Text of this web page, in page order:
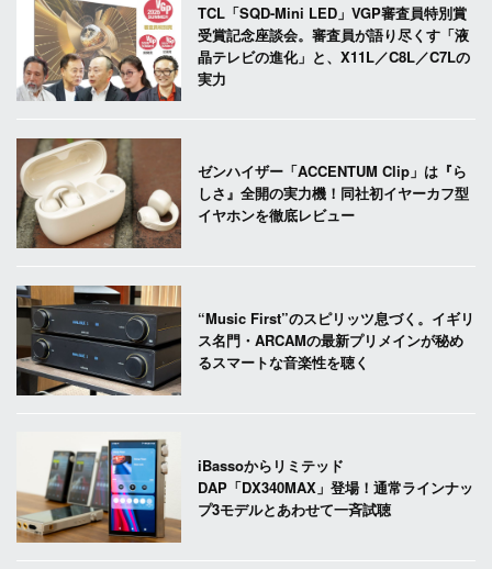
TCL「SQD-Mini LED」VGP審査員特別賞
受賞記念座談会。審査員が語り尽くす「液
晶テレビの進化」と、X11L／C8L／C7Lの
実力
ゼンハイザー「ACCENTUM Clip」は『ら
しさ』全開の実力機！同社初イヤーカフ型
イヤホンを徹底レビュー
“Music First”のスピリッツ息づく。イギリ
ス名門・ARCAMの最新プリメインが秘め
るスマートな音楽性を聴く
iBassoからリミテッド
DAP「DX340MAX」登場！通常ラインナッ
プ3モデルとあわせて一斉試聴